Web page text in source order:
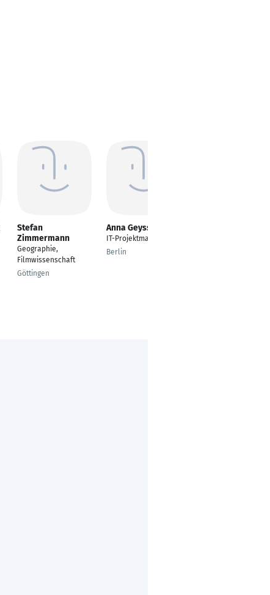
Stefan
Zimmermann
Geographie,
Filmwissenschaft
Göttingen
Anna Geyssel
IT-Projektmanagerin
Berlin